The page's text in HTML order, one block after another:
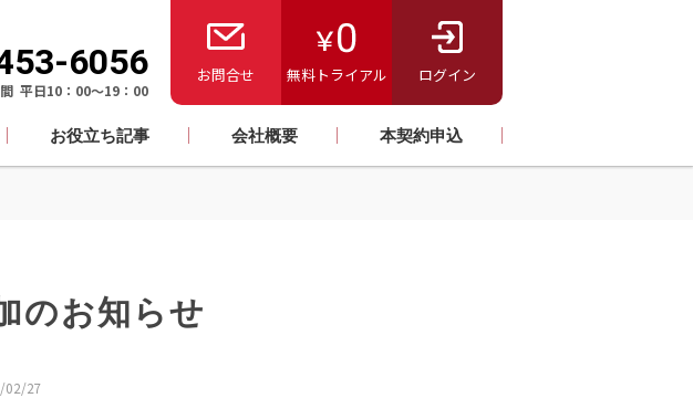
6056
平日10：00～19：00
お問合せ 無料トライアル ログイン
お役立ち記事 会社概要 本契約申込
のお知らせ
27